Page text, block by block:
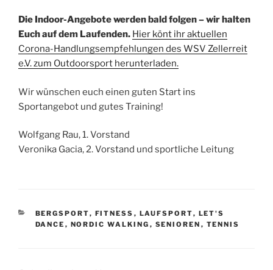
Die Indoor-Angebote werden bald folgen – wir halten
Euch auf dem Laufenden. Hier könt ihr aktuellen
Corona-Handlungsempfehlungen des WSV Zellerreit
e.V. zum Outdoorsport herunterladen.
Wir wünschen euch einen guten Start ins
Sportangebot und gutes Training!
Wolfgang Rau, 1. Vorstand
Veronika Gacia, 2. Vorstand und sportliche Leitung
KATEGORIEN
BERGSPORT, FITNESS , LAUFSPORT, LET'S
DANCE , NORDIC WALKING , SENIOREN , TENNIS